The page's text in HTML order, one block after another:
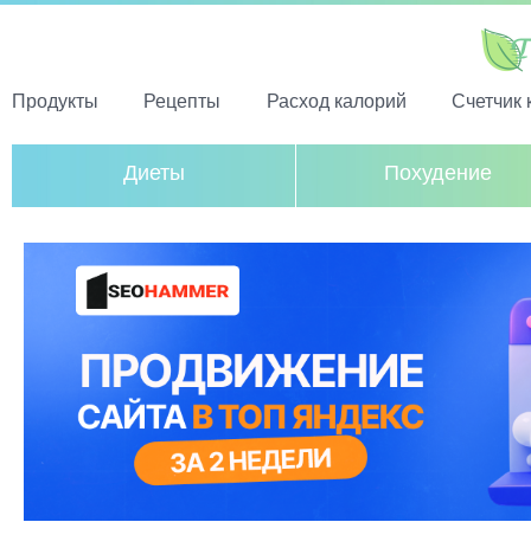
Продукты Рецепты Расход калорий Счетчик
Диеты Похудение